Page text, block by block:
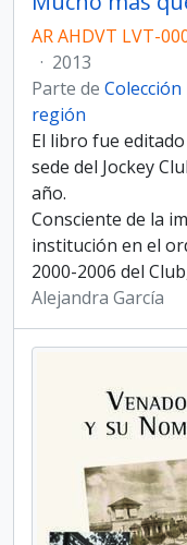
AR AHDVT LVT-
· 2013
Parte de
región
El libro fue
sede del Jockey
año.
Consciente de la
institución en el
2000-2006 del
Alejandra García